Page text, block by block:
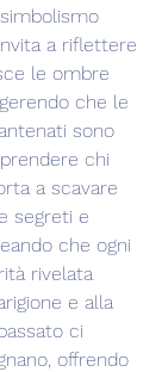
a riflettere
le ombre
che le
sono
chi
a scavare
segreti e
che ogni
rivelata
e alla
ci
offrendo